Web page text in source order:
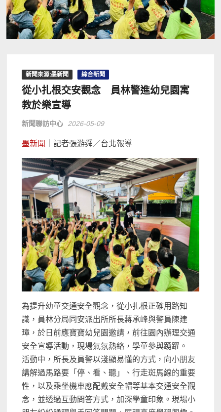
新聞來源:墨新聞 綜合新聞
從小扎根交安觀念 員林警進幼兒園寓
教於樂宣導
新聞聯訪中心 2026-05-09
墨新聞 ｜記者張游舜／台北報導
為提升幼童交通安全觀念，從小扎根正確用路知
識，員林分局同安派出所所長蔣承峰與警員陳建
璋，於日前應寶寶幼兒園邀請，前往園內辦理交通
安全宣導活動，現場氣氛熱絡，學童參與踴躍。
活動中，所長及員警以淺顯易懂的方式，向小朋友
講解過馬路要「停、看、聽」、行走斑馬線的重要
性，以及乘坐機車應配戴安全帽等基本交通安全觀
念，並透過互動問答方式，加深學童印象。現場小